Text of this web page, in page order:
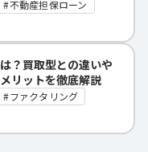
不動産担保ローン
？買取型との違いや
リットを徹底解説
ファクタリング